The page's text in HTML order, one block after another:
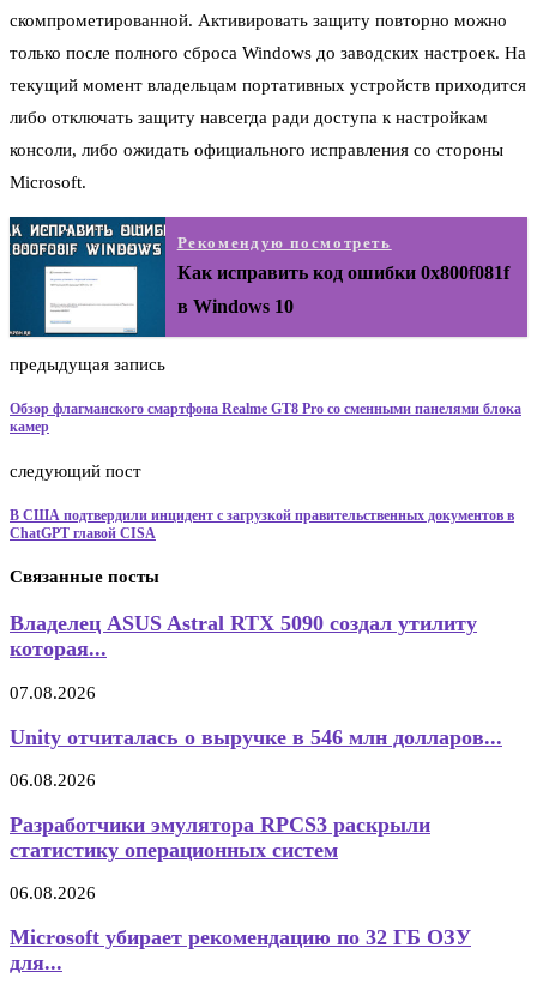
скомпрометированной. Активировать защиту повторно можно
только после полного сброса Windows до заводских настроек. На
текущий момент владельцам портативных устройств приходится
либо отключать защиту навсегда ради доступа к настройкам
консоли, либо ожидать официального исправления со стороны
Microsoft.
Рекомендую посмотреть
Как исправить код ошибки 0x800f081f
в Windows 10
предыдущая запись
Обзор флагманского смартфона Realme GT8 Pro со сменными панелями блока
камер
следующий пост
В США подтвердили инцидент с загрузкой правительственных документов в
ChatGPT главой CISA
Связанные посты
Владелец ASUS Astral RTX 5090 создал утилиту
которая...
07.08.2026
Unity отчиталась о выручке в 546 млн долларов...
06.08.2026
Разработчики эмулятора RPCS3 раскрыли
статистику операционных систем
06.08.2026
Microsoft убирает рекомендацию по 32 ГБ ОЗУ
для...